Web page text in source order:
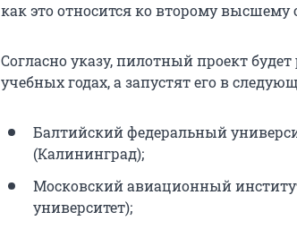
как это относится ко второму высшему
Согласно указу, пилотный проект
учебных годах, а запустят его в
Балтийский федеральный
(Калининград);
Московский авиационный
университет);